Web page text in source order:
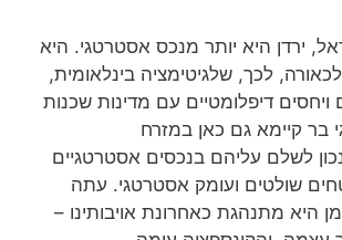
ירדן היא יותר מנכס אסטרטגי. היא
לכך, שלגיטימציה בינלאומית,
דיפלומטיים עם מדינות שכנות
בר קיימא גם כאן במזרח
נכון לשלם עליהם בנכסים אסטרטגיים
שולטים ועומק אסטרטגי. עתה
היא מתנהגת כאחרונת אויבותינו –